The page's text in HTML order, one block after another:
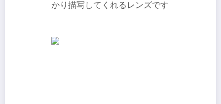
かり描写してくれるレンズです